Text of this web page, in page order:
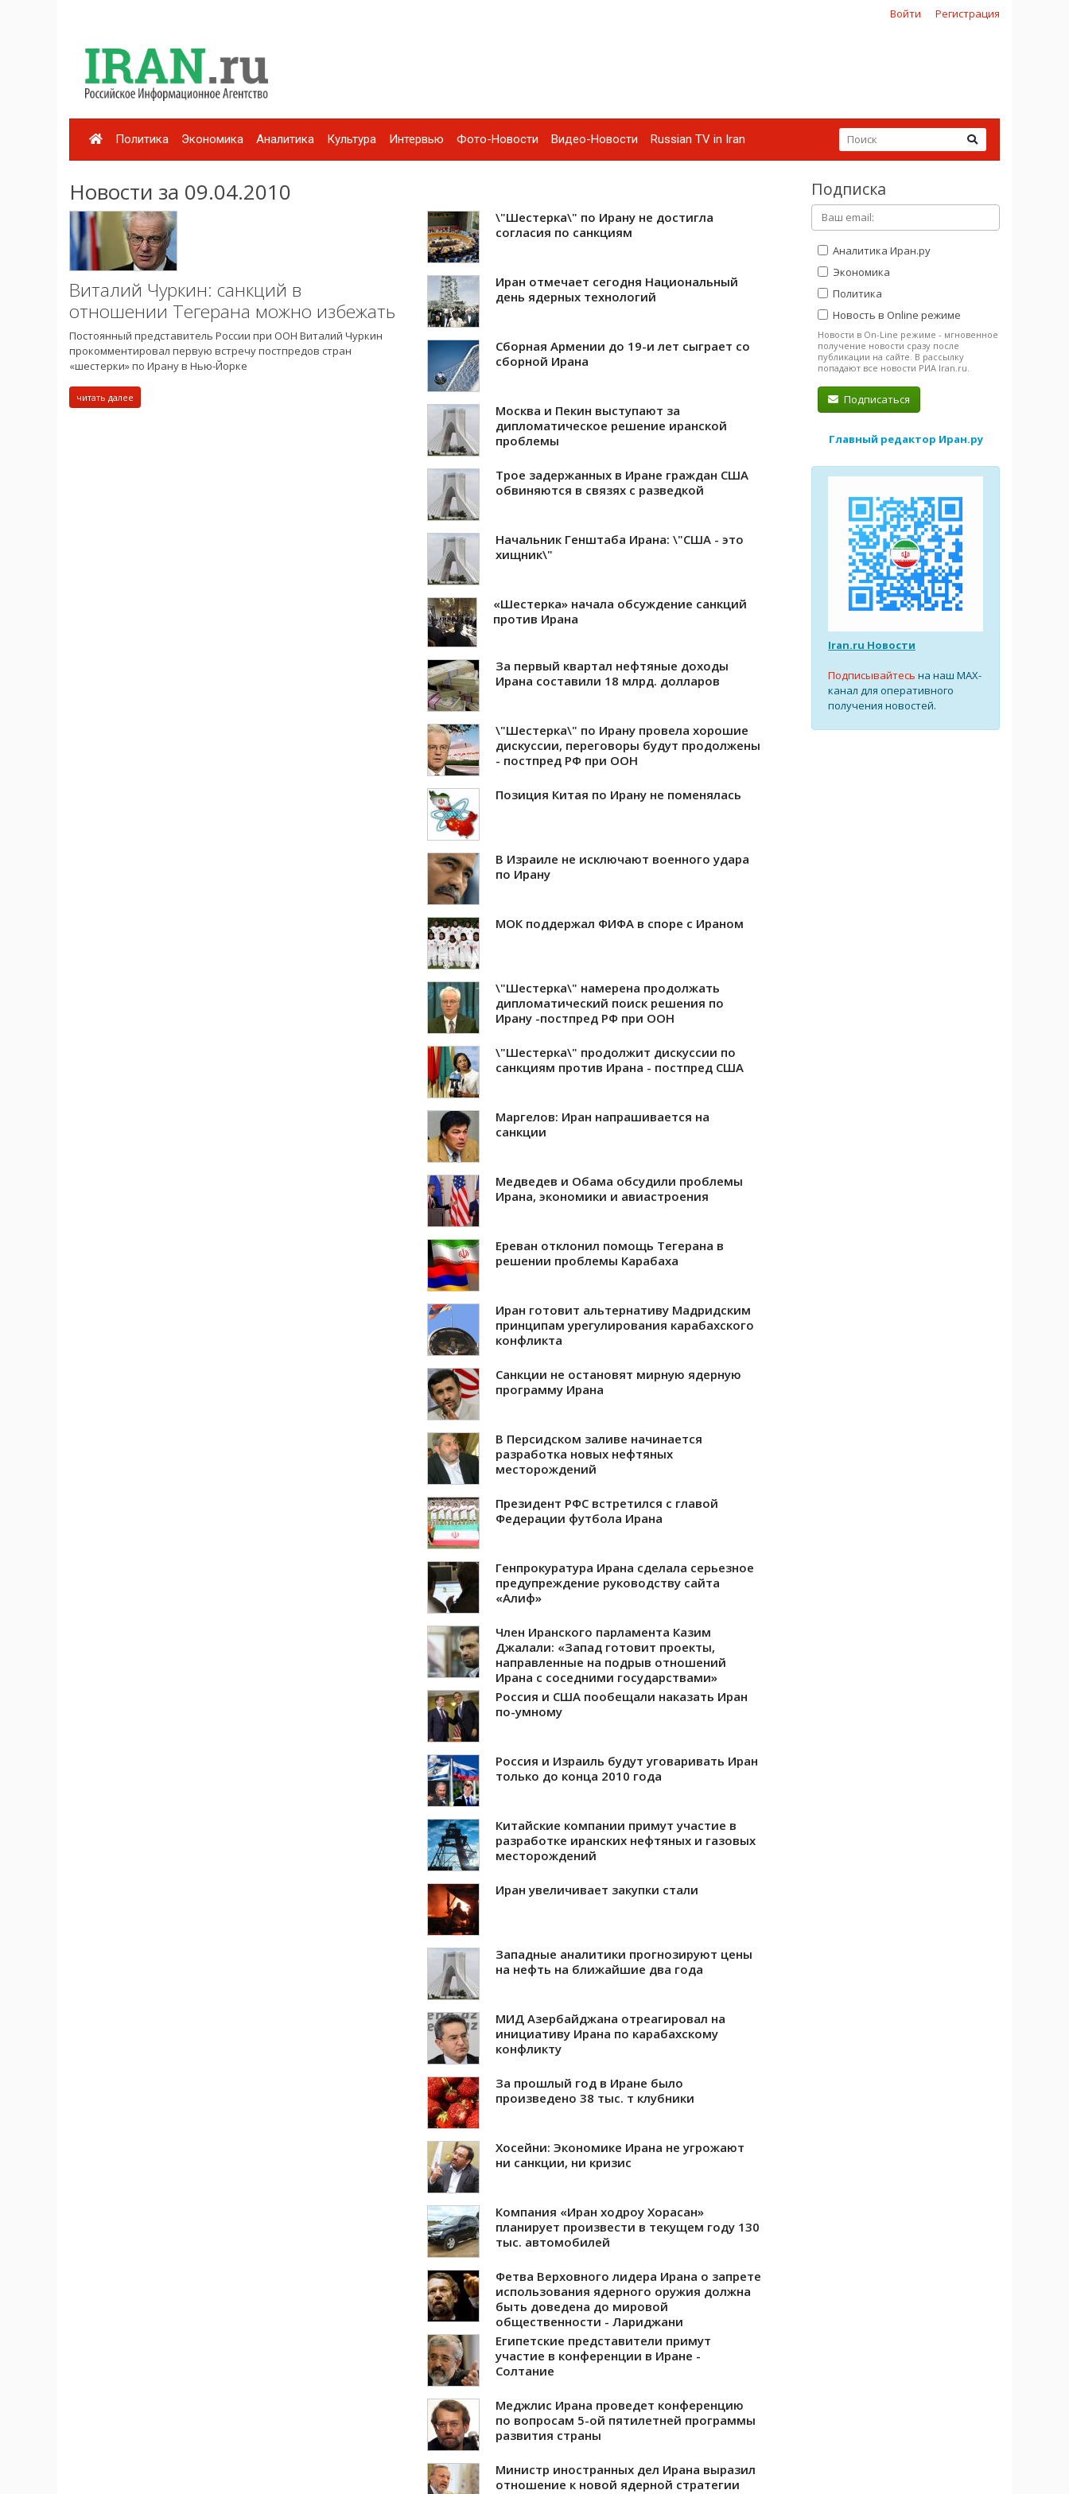
Войти Регистрация
Политика Экономика Аналитика Культура Интервью Фото-Новости Видео-Новости Russian TV in Iran
Новости за 09.04.2010
Виталий Чуркин: санкций в
отношении Тегерана можно избежать
Постоянный представитель России при ООН Виталий Чуркин
прокомментировал первую встречу постпредов стран
«шестерки» по Ирану в Нью-Йорке
читать далее
\"Шестерка\" по Ирану не достигла
согласия по санкциям
Иран отмечает сегодня Национальный
день ядерных технологий
Сборная Армении до 19-и лет сыграет со
сборной Ирана
Москва и Пекин выступают за
дипломатическое решение иранской
проблемы
Трое задержанных в Иране граждан США
обвиняются в связях с разведкой
Начальник Генштаба Ирана: \"США - это
хищник\"
«Шестерка» начала обсуждение санкций
против Ирана
За первый квартал нефтяные доходы
Ирана составили 18 млрд. долларов
\"Шестерка\" по Ирану провела хорошие
дискуссии, переговоры будут продолжены
- постпред РФ при ООН
Позиция Китая по Ирану не поменялась
В Израиле не исключают военного удара
по Ирану
МОК поддержал ФИФА в споре с Ираном
\"Шестерка\" намерена продолжать
дипломатический поиск решения по
Ирану -постпред РФ при ООН
\"Шестерка\" продолжит дискуссии по
санкциям против Ирана - постпред США
Маргелов: Иран напрашивается на
санкции
Медведев и Обама обсудили проблемы
Ирана, экономики и авиастроения
Ереван отклонил помощь Тегерана в
решении проблемы Карабаха
Иран готовит альтернативу Мадридским
принципам урегулирования карабахского
конфликта
Санкции не остановят мирную ядерную
программу Ирана
В Персидском заливе начинается
разработка новых нефтяных
месторождений
Президент РФС встретился с главой
Федерации футбола Ирана
Генпрокуратура Ирана сделала серьезное
предупреждение руководству сайта
«Алиф»
Член Иранского парламента Казим
Джалали: «Запад готовит проекты,
направленные на подрыв отношений
Ирана с соседними государствами»
Россия и США пообещали наказать Иран
по-умному
Россия и Израиль будут уговаривать Иран
только до конца 2010 года
Китайские компании примут участие в
разработке иранских нефтяных и газовых
месторождений
Иран увеличивает закупки стали
Западные аналитики прогнозируют цены
на нефть на ближайшие два года
МИД Азербайджана отреагировал на
инициативу Ирана по карабахскому
конфликту
За прошлый год в Иране было
произведено 38 тыс. т клубники
Хосейни: Экономике Ирана не угрожают
ни санкции, ни кризис
Компания «Иран ходроу Хорасан»
планирует произвести в текущем году 130
тыс. автомобилей
Фетва Верховного лидера Ирана о запрете
использования ядерного оружия должна
быть доведена до мировой
общественности - Лариджани
Египетские представители примут
участие в конференции в Иране -
Солтание
Меджлис Ирана проведет конференцию
по вопросам 5-ой пятилетней программы
развития страны
Министр иностранных дел Ирана выразил
отношение к новой ядерной стратегии
Подписка
Аналитика Иран.ру
Экономика
Политика
Новость в Online режиме
Новости в On-Line режиме - мгновенное
получение новости сразу после
публикации на сайте. В рассылку
попадают все новости РИА Iran.ru.
Подписаться
Главный редактор Иран.ру
Iran.ru Новости
Подписывайтесь на наш MAX-
канал для оперативного
получения новостей.